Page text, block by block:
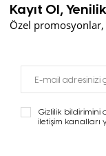
Kayıt Ol,
Özel
Gizlilik
iletişim